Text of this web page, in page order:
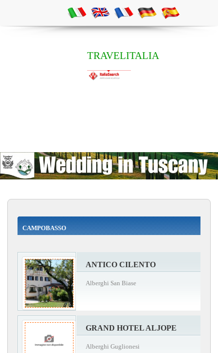
TRAVELITALIA
CAMPOBASSO
ANTICO CILENTO
Alberghi San Biase
GRAND HOTEL ALJOPE
Alberghi Guglionesi